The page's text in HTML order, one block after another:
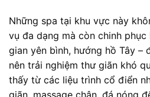
Những spa tại khu vực này
vụ đa dạng mà còn chinh
gian yên bình, hướng hồ Tây –
nên trải nghiệm thư giãn khó
thấy từ các liệu trình cổ điển
giãn, massage chân, đá nóng